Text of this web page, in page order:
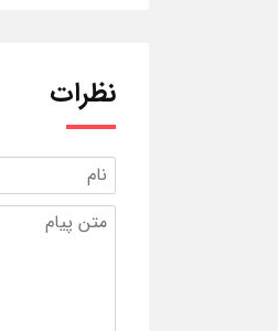
نظرات